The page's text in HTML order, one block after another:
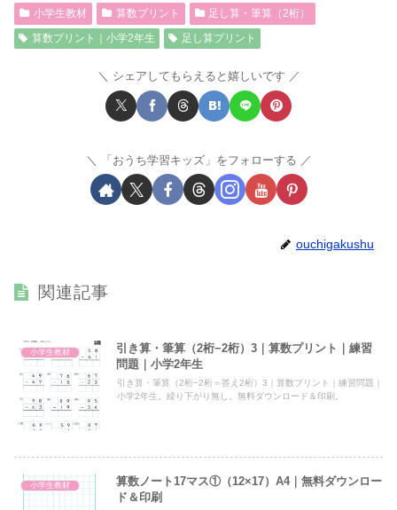
小学生教材 算数プリント
足し算・筆算（2桁）
算数プリント｜小学2年生
足し算プリント
シェアしてもらえると嬉しいです
「おうち学習キッズ」をフォローする
ouchigakushu
関連記事
小学生教材
引き算・筆算（2桁−2桁）3｜算数プリント｜練習
問題｜小学2年生
引き算・筆算（2桁−2桁＝答え2桁）3｜算数プリント｜練習問題｜
小学2年生。繰り下がり無し。無料ダウンロード＆印刷。
小学生教材
算数ノート17マス①（12×17）A4｜無料ダウンロー
ド＆印刷